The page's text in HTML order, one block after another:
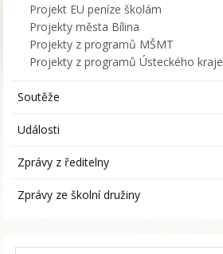
Projekt EU peníze školám
Projekty města Bílina
Projekty z programů MŠMT
Projekty z programů Ústeckého kraje
Soutěže
Události
Zprávy z ředitelny
Zprávy ze školní družiny